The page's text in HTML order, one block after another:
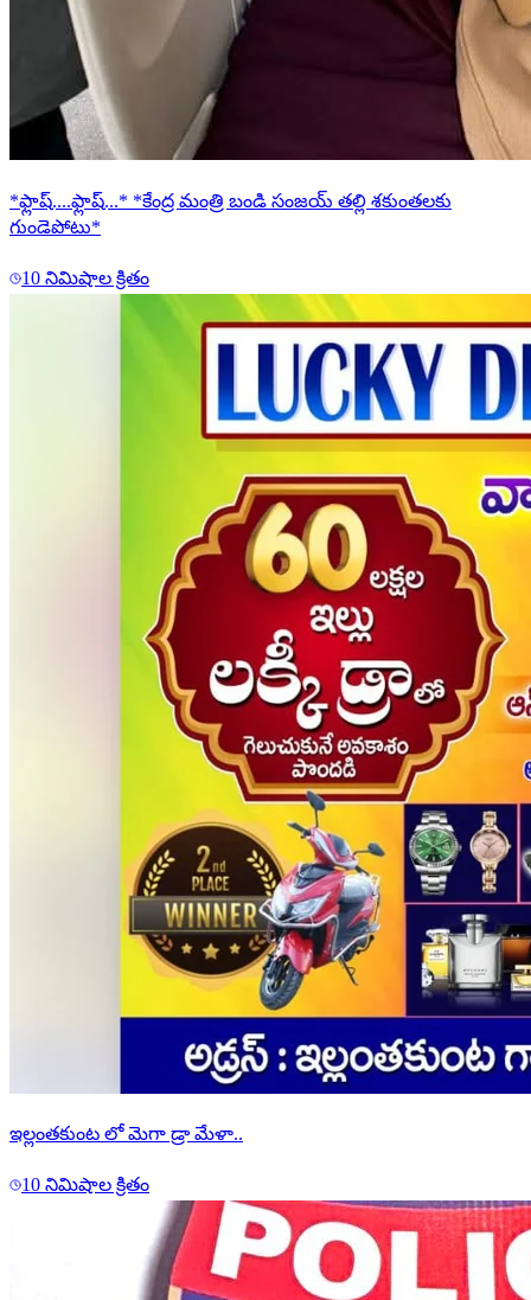
*ఫ్లాష్....ఫ్లాష్...* *కేంద్ర మంత్రి బండి సంజయ్ తల్లి శకుంతలకు
గుండెపోటు*
10 నిమిషాల క్రితం
ఇల్లంతకుంట లో మెగా డ్రా మేళా..
10 నిమిషాల క్రితం